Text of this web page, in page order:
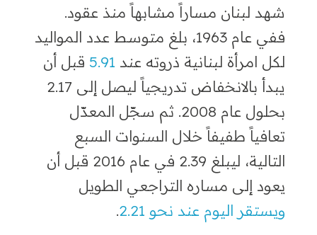
شهد لبنان مساراً مشابهاً منذ عقود.
ففي عام 1963، بلغ متوسط عدد المواليد
لكل امرأة لبنانية ذروته عند5.91قبل أن
يبدأ بالانخفاض تدريجياً ليصل إلى 2.17
بحلول عام 2008. ثم سجّل المعدّل
تعافياً طفيفاً خلال السنوات السبع
التالية، ليبلغ 2.39 في عام 2016 قبل أن
يعود إلى مساره التراجعي الطويل
ويستقر اليوم عند نحو 2.21
.